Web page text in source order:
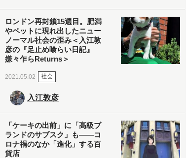
ロンドン再封鎖15週目。肥満
やペットに現れ出したニュー
ノーマル社会の歪み＜入江敦
彦の『足止め喰らい日記』
嫌々乍らReturns＞
2021.05.02 社会
入江敦彦
「ケーキの出前」に「高級ブ
ランドのサブスク」も――コ
ロナ禍のなか「進化」する百
貨店